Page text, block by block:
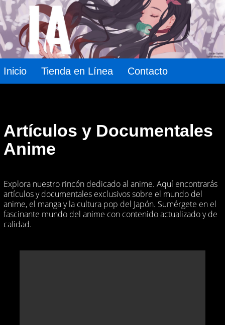
Inicio Tienda en Línea Contacto
Artículos y Documentales
Anime
Explora nuestro rincón dedicado al anime. Aquí encontrarás
artículos y documentales exclusivos sobre el mundo del
anime, el manga y la cultura pop del Japón. Sumérgete en el
fascinante mundo del anime con contenido actualizado y de
calidad.